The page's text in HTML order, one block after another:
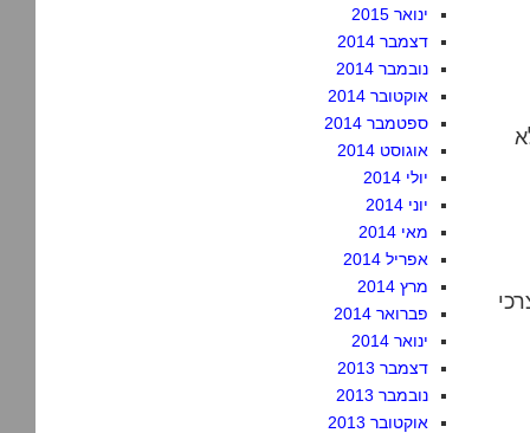
ינואר 2015
דצמבר 2014
נובמבר 2014
אוקטובר 2014
ספטמבר 2014
אוגוסט 2014
יולי 2014
יוני 2014
מאי 2014
אפריל 2014
מרץ 2014
פברואר 2014
ינואר 2014
דצמבר 2013
נובמבר 2013
אוקטובר 2013